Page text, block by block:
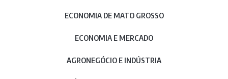
ECONOMIA DE MATO GROSSO
ECONOMIA E MERCADO
AGRONEGÓCIO E INDÚSTRIA